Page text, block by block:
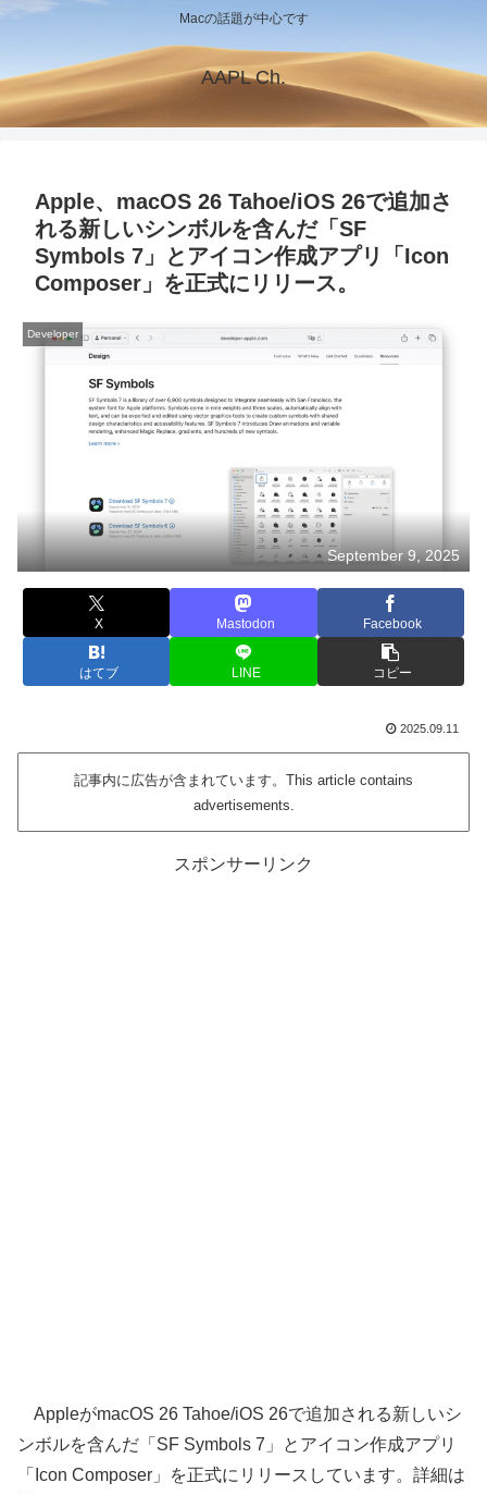
Macの話題が中心です
AAPL Ch.
Apple、macOS 26 Tahoe/iOS 26で追加さ
れる新しいシンボルを含んだ「SF
Symbols 7」とアイコン作成アプリ「Icon
Composer」を正式にリリース。
Developer
September 9, 2025
X Mastodon Facebook
はてブ LINE コピー
2025.09.11
記事内に広告が含まれています。This article contains
advertisements.
スポンサーリンク
AppleがmacOS 26 Tahoe/iOS 26で追加される新しいシ
ンボルを含んだ「SF Symbols 7」とアイコン作成アプリ
「Icon Composer」を正式にリリースしています。詳細は